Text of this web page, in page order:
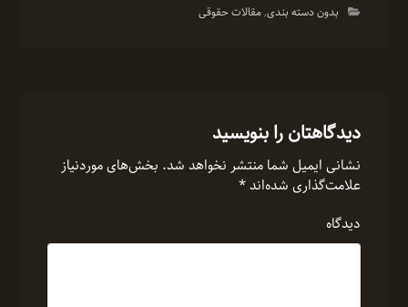
بدون دسته بندی,مقالات حقوقی
دیدگاهتان را بنویسید
نشانی ایمیل شما منتشر نخواهد شد. بخش‌های موردنیاز
علامت‌گذاری شده‌اند*
دیدگاه